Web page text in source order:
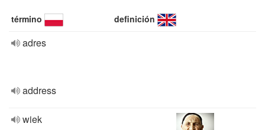
término definición
adres
address
wiek